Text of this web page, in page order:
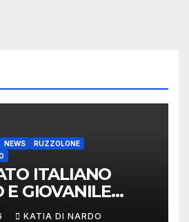
NEWS
RUZZOLONE
ITALIANO
E GIOVANILE
RUZZOLONE
KATIA DI NARDO